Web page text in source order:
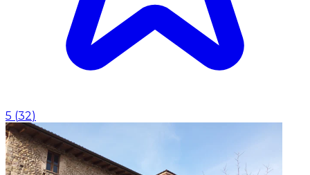
5 (32)